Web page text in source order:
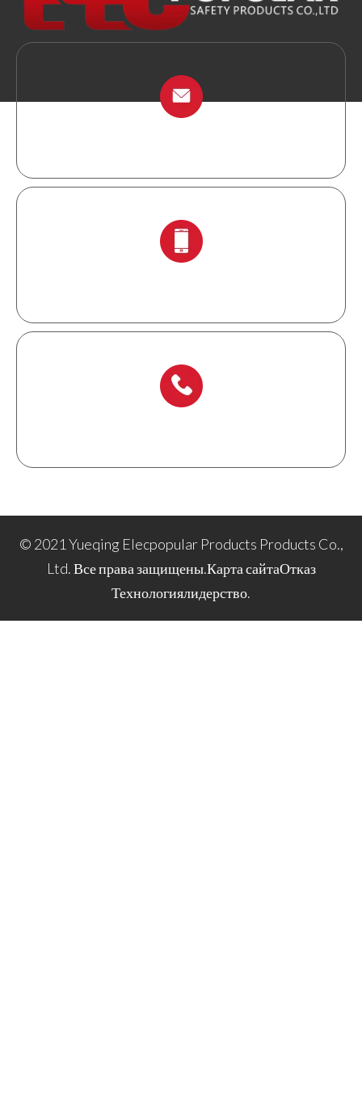
© 2021 Yueqing Elecpopular Products Products Co.,
Ltd. Все права защищены.Карта сайтаОтказ
Технологиялидерство.